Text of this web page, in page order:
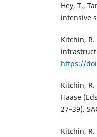
Hey, T.,
intensive
Kitchin,
https://
Kitchin, R.
Haase
27–39).
Kitchin,